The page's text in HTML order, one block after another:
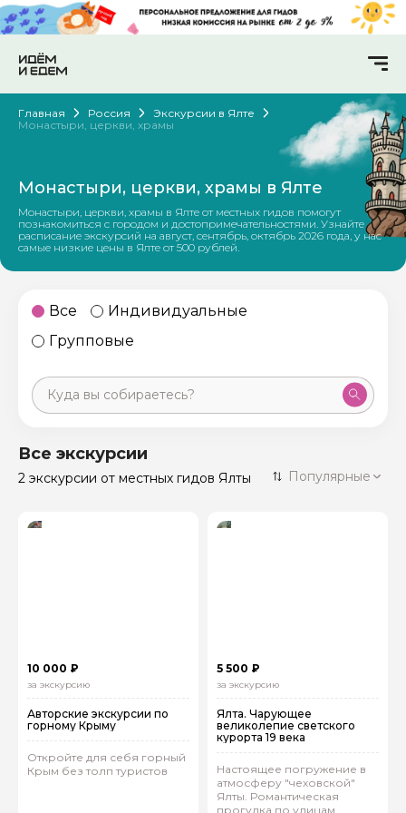
Главная Россия
Экскурсии в Ялте
Монастыри, церкви, храмы
Монастыри, церкви, храмы в Ялте
Монастыри, церкви, храмы в Ялте от местных гидов помогут
познакомиться с городом и достопримечательностями. Узнайте
расписание экскурсий на август, сентябрь, октябрь 2026 года, у нас
самые низкие цены в Ялте от 500 рублей.
Все
Индивидуальные
Групповые
Санкт-Петербург 50 экскурсий
Россия
Все экскурсии
2 экскурсии от местных гидов Ялты Популярные
10 000 ₽
за экскурсию
Авторские экскурсии по
горному Крыму
Откройте для себя горный
Крым без толп туристов
5 500 ₽
за экскурсию
Ялта. Чарующее
великолепие светского
курорта 19 века
Настоящее погружение в
атмосферу "чеховской"
Ялты. Романтическая
прогулка по улицам